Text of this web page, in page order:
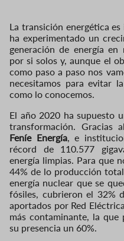
La transición energética
ha experimentado un
generación de energía
por si solos y, aunque el
como paso a paso nos
necesitamos para evitar
como lo conocemos.
El año 2020 ha supuesto
transformación. Gracias
Feníe Energía, e
récord de 110.577
energía limpias. Para que
44% de lo producción
energía nuclear que se
fósiles, cubrieron el 32%
aportados por Red
más contaminante, la
su presencia un 60%.